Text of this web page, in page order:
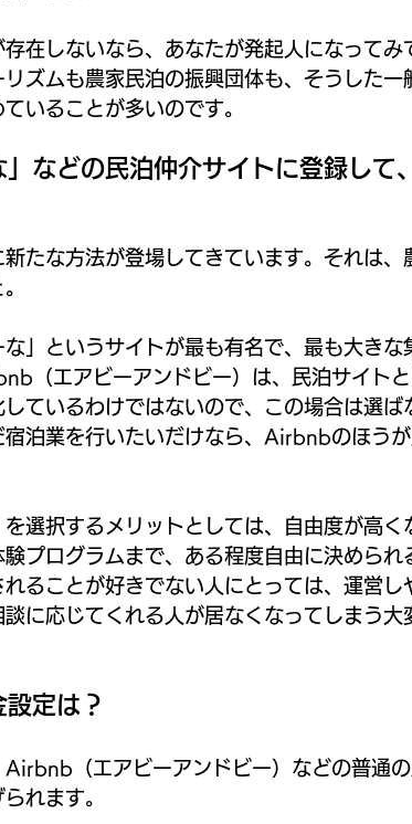
在しないなら、あなたが発起人になってみ
ズムも農家民泊の振興団体も、そうした一
いることが多いのです。
などの民泊仲介サイトに登録して
たな方法が登場してきています。それは、
」というサイトが最も有名で、最も大きな
（エアビーアンドビー）は、民泊サイト
ているわけではないので、この場合は選ば
泊業を行いたいだけなら、Airbnbのほう
選択するメリットとしては、自由度が高く
プログラムまで、ある程度自由に決められ
ることが好きでない人にとっては、運営し
に応じてくれる人が居なくなってしまう大
定は？
（エアビーアンドビー）などの普通
れます。